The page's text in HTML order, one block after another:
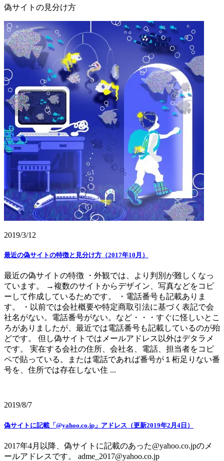
偽サイトの見分け方
2019/3/12
最近の偽サイトの特徴と見分け方（2017年10月）
最近の偽サイトの特徴 ・外観では、より判別が難しくなっ
ています。 →複数のサイトからデザイン、写真などをコピ
ーして作成しているためです。 ・電話番号も記載ありま
す。 ・以前では会社概要や特定商取引法に基づく表記で会
社名がない。電話番号がない。など・・・すぐに怪しいとこ
ろがありましたが、最近では電話番号も記載しているのが殆
どです。 但し偽サイトではメールアドレス以外はデタラメ
です。 実在する会社の住所、会社名、電話、担当者をコピ
ペで貼っている。または電話であれば番号が１桁足りない番
号を、住所では存在しない住 ...
2019/8/7
偽サイトに記載「@yahoo.co.jp」アドレス（更新2019年2月4日）
2017年4月以降、偽サイトに記載のあった@yahoo.co.jpのメ
ールアドレスです。 adme_2017@yahoo.co.jp